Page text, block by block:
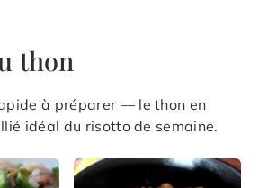
thon
à préparer — le thon en
idéal du risotto de semaine.